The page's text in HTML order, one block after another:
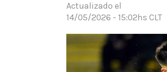
Actualizado el
14/05/2026 - 15:02hs CLT